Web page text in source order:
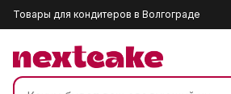
Товары для кондитеров в Волгограде